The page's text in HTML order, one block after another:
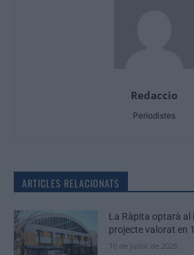
Redaccio
Periodistes
ARTICLES RELACIONATS
La Ràpita optarà al
projecte valorat en
10 de juliol de 2026